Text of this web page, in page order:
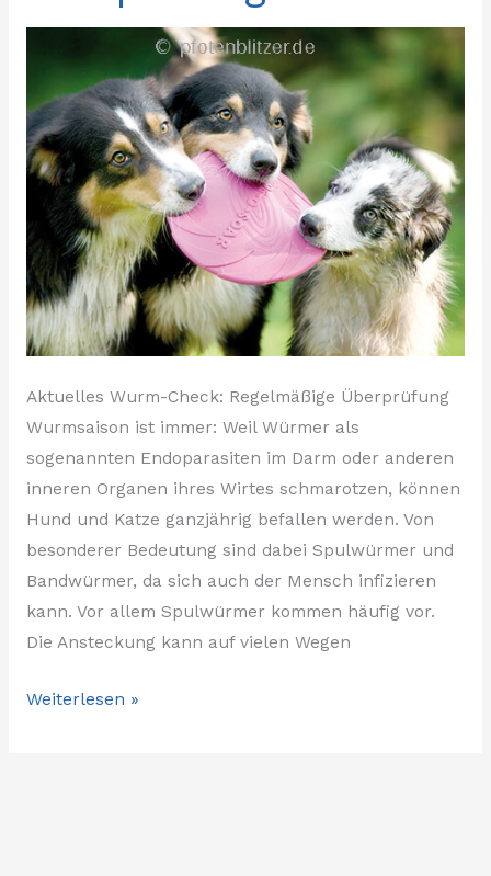
Aktuelles Wurm-Check: Regelmäßige Überprüfung
Wurmsaison ist immer: Weil Würmer als
sogenannten Endoparasiten im Darm oder anderen
inneren Organen ihres Wirtes schmarotzen, können
Hund und Katze ganzjährig befallen werden. Von
besonderer Bedeutung sind dabei Spulwürmer und
Bandwürmer, da sich auch der Mensch infizieren
kann. Vor allem Spulwürmer kommen häufig vor.
Die Ansteckung kann auf vielen Wegen
Weiterlesen »